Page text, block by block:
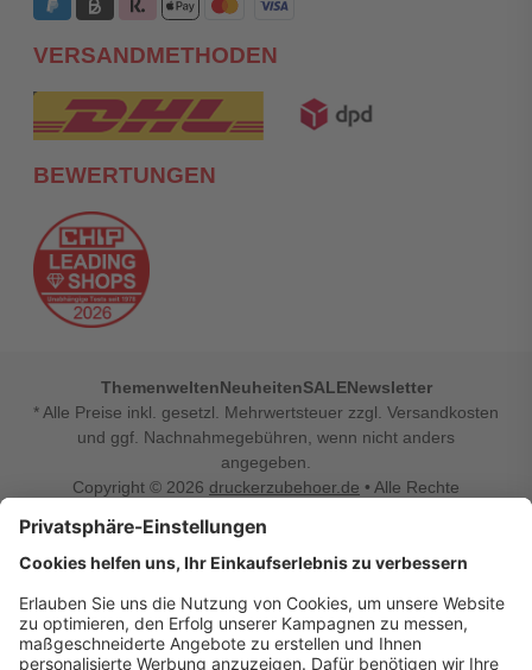
VERSANDMETHODEN
BEWERTUNGEN
ThemenweltenNeuheitenSALENewsletter
* Alle Preise inkl. gesetzl. Mehrwertsteuer zzgl. Versandkosten
und ggf. Nachnahmegebühren, wenn nicht anders
angegeben.
Copyright © 2026 druckerzubehoer.de • Alle Rechte
Vertrag widerrufen
Druckerzubehoer.de – preiswerte Qualität für Ihr Office
Sie sind auf der Suche nach dem passenden Druckerzubehör
oder Zubehör für das Büro, den Computer oder Ihr
Smartphone? Dann sind Sie bei Druckerzubehoer.de genau